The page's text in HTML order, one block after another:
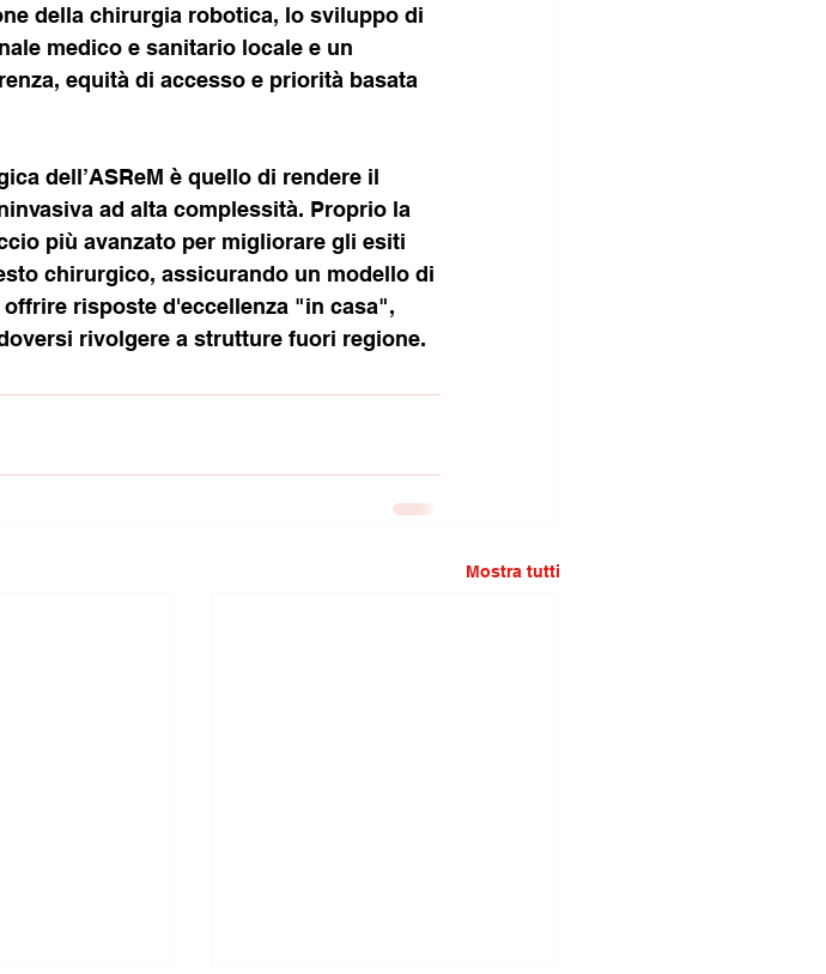
della chirurgia robotica, lo sviluppo di
medico e sanitario locale e un
equità di accesso e priorità basata
dell’ASReM è quello di rendere il
ad alta complessità. Proprio la
più avanzato per migliorare gli esiti
chirurgico, assicurando un modello di
risposte d'eccellenza "in casa",
rivolgere a strutture fuori regione.
Mostra tutti